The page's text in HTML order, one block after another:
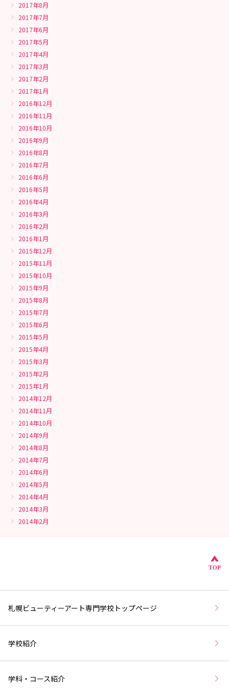
2017年8月
2017年7月
2017年6月
2017年5月
2017年4月
2017年3月
2017年2月
2017年1月
2016年12月
2016年11月
2016年10月
2016年9月
2016年8月
2016年7月
2016年6月
2016年5月
2016年4月
2016年3月
2016年2月
2016年1月
2015年12月
2015年11月
2015年10月
2015年9月
2015年8月
2015年7月
2015年6月
2015年5月
2015年4月
2015年3月
2015年2月
2015年1月
2014年12月
2014年11月
2014年10月
2014年9月
2014年8月
2014年7月
2014年6月
2014年5月
2014年4月
2014年3月
2014年2月
こ
TOP
札幌ビューティーアート専門学校トップページ
学校紹介
学科・コース紹介